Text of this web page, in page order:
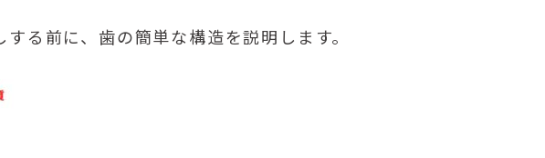
る前に、歯の簡単な構造を説明します。